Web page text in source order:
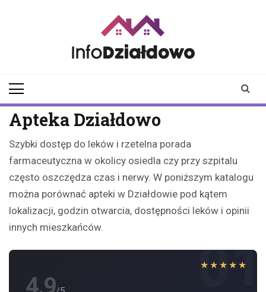
Apteka Działdowo
Szybki dostęp do leków i rzetelna porada
farmaceutyczna w okolicy osiedla czy przy szpitalu
często oszczędza czas i nerwy. W poniższym katalogu
można porównać apteki w Działdowie pod kątem
lokalizacji, godzin otwarcia, dostępności leków i opinii
innych mieszkańców.
01
★★★★★
4.9